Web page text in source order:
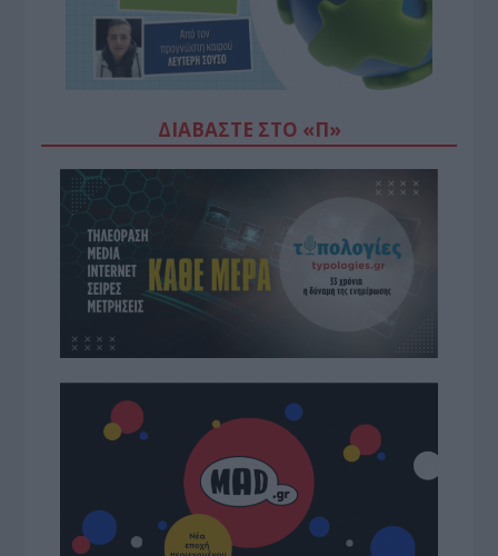
ΔΙΑΒΆΣΤΕ ΣΤΟ «Π»